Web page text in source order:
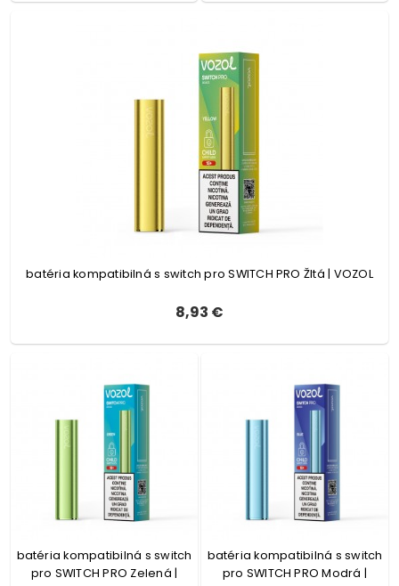
batéria kompatibilná s switch pro SWITCH PRO Žltá | VOZOL
8,93 €
batéria kompatibilná s switch
pro SWITCH PRO Zelená |
batéria kompatibilná s switch
pro SWITCH PRO Modrá |